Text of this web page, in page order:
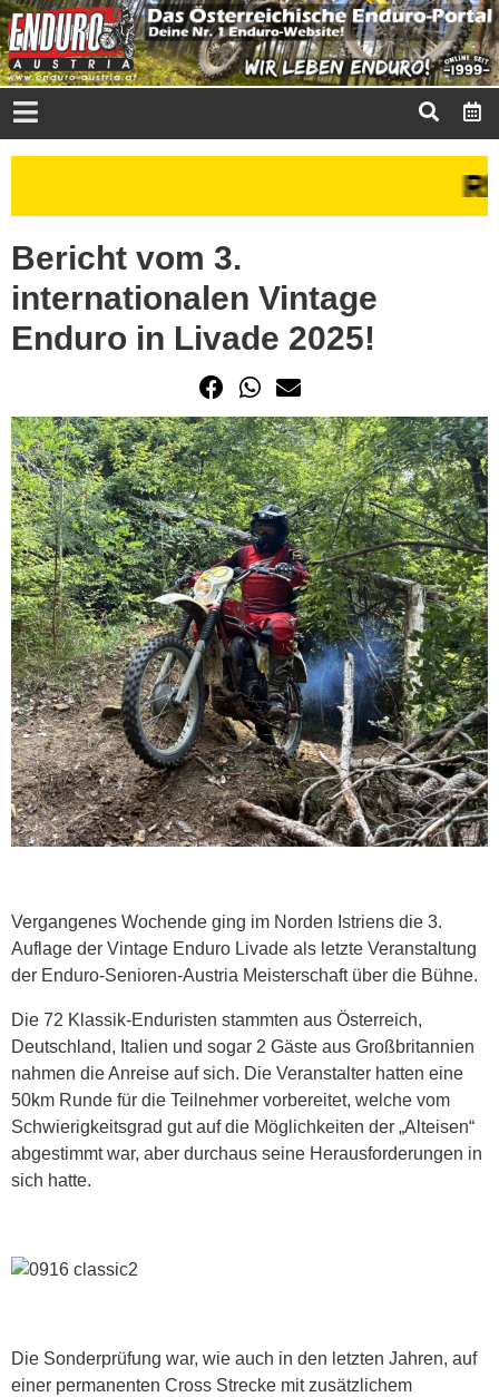
Bericht vom 3.
internationalen Vintage
Enduro in Livade 2025!
Vergangenes Wochende ging im Norden Istriens die 3.
Auflage der Vintage Enduro Livade als letzte Veranstaltung
der Enduro-Senioren-Austria Meisterschaft über die Bühne.
Die 72 Klassik-Enduristen stammten aus Österreich,
Deutschland, Italien und sogar 2 Gäste aus Großbritannien
nahmen die Anreise auf sich. Die Veranstalter hatten eine
50km Runde für die Teilnehmer vorbereitet, welche vom
Schwierigkeitsgrad gut auf die Möglichkeiten der „Alteisen“
abgestimmt war, aber durchaus seine Herausforderungen in
sich hatte.
Die Sonderprüfung war, wie auch in den letzten Jahren, auf
einer permanenten Cross Strecke mit zusätzlichem